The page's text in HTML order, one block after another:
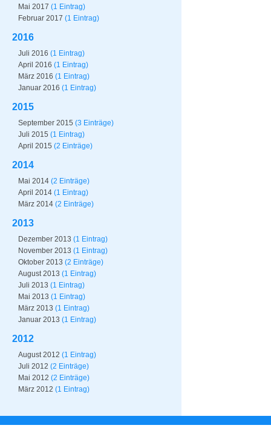
Mai 2017 (1 Eintrag)
Februar 2017 (1 Eintrag)
2016
Juli 2016 (1 Eintrag)
April 2016 (1 Eintrag)
März 2016 (1 Eintrag)
Januar 2016 (1 Eintrag)
2015
September 2015 (3 Einträge)
Juli 2015 (1 Eintrag)
April 2015 (2 Einträge)
2014
Mai 2014 (2 Einträge)
April 2014 (1 Eintrag)
März 2014 (2 Einträge)
2013
Dezember 2013 (1 Eintrag)
November 2013 (1 Eintrag)
Oktober 2013 (2 Einträge)
August 2013 (1 Eintrag)
Juli 2013 (1 Eintrag)
Mai 2013 (1 Eintrag)
März 2013 (1 Eintrag)
Januar 2013 (1 Eintrag)
2012
August 2012 (1 Eintrag)
Juli 2012 (2 Einträge)
Mai 2012 (2 Einträge)
März 2012 (1 Eintrag)